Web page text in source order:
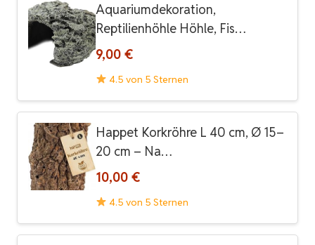
Aquariumdekoration,
Reptilienhöhle Höhle, Fis…
9,00 €
4.5 von 5 Sternen
Happet Korkröhre L 40 cm, Ø 15–
20 cm – Na…
10,00 €
4.5 von 5 Sternen